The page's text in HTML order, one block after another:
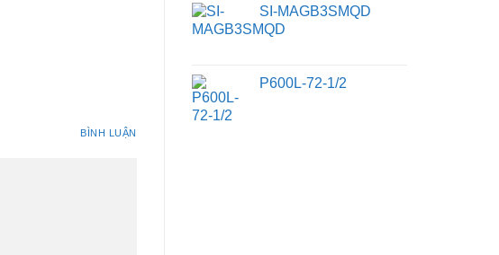
BÌNH LUẬN
SI-MAGB3SMQD
P600L-72-1/2